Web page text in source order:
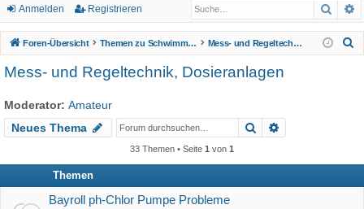
ch
ne
llz
riff
or
en m
el
eg
ist
rie
Anmelden Registrieren
Foren-Übersicht Themen zu Schwimmbad Mess- und Regeltechnik, Dosieranlagen
Mess- und Regeltechnik, Dosieranlagen
Moderator: Amateur
Neues Thema
Suche
33 Themen • Seite 1 von 1
Themen
Bayroll ph-Chlor Pumpe Probleme